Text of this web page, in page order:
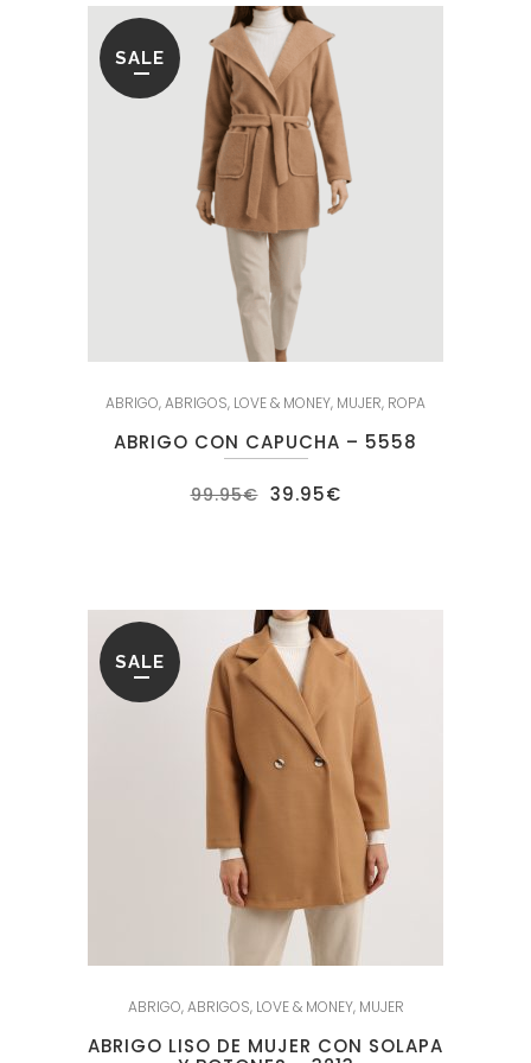
SALE
ABRIGO,ABRIGOS, LOVE & MONEY, MUJER, ROPA
ABRIGO CON CAPUCHA – 5558
99.95€ El
precio
39.95€El
SALE
ABRIGO,ABRIGOS, LOVE & MONEY, MUJER
ABRIGO LISO DE MUJER CON SOLAPA